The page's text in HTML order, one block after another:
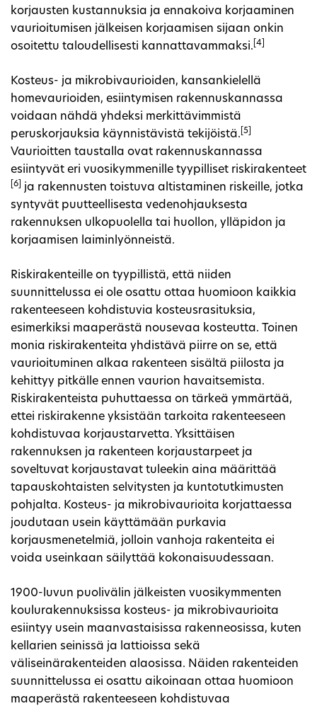
korjausten kustannuksia ja ennakoiva korjaaminen
vaurioitumisen jälkeisen korjaamisen sijaan onkin
osoitettu taloudellisesti kannattavammaksi. [4]
Kosteus- ja mikrobivaurioiden, kansankielellä
homevaurioiden, esiintymisen rakennuskannassa
voidaan nähdä yhdeksi merkittävimmistä
peruskorjauksia käynnistävistä tekijöistä. [5]
Vaurioitten taustalla ovat rakennuskannassa
esiintyvät eri vuosikymmenille tyypilliset riskirakenteet
[6]
ja rakennusten toistuva altistaminen riskeille, jotka
syntyvät puutteellisesta vedenohjauksesta
rakennuksen ulkopuolella tai huollon, ylläpidon ja
korjaamisen laiminlyönneistä.
Riskirakenteille on tyypillistä, että niiden
suunnittelussa ei ole osattu ottaa huomioon kaikkia
rakenteeseen kohdistuvia kosteusrasituksia,
esimerkiksi maaperästä nousevaa kosteutta. Toinen
monia riskirakenteita yhdistävä piirre on se, että
vaurioituminen alkaa rakenteen sisältä piilosta ja
kehittyy pitkälle ennen vaurion havaitsemista.
Riskirakenteista puhuttaessa on tärkeä ymmärtää,
ettei riskirakenne yksistään tarkoita rakenteeseen
kohdistuvaa korjaustarvetta. Yksittäisen
rakennuksen ja rakenteen korjaustarpeet ja
soveltuvat korjaustavat tuleekin aina määrittää
tapauskohtaisten selvitysten ja kuntotutkimusten
pohjalta. Kosteus- ja mikrobivaurioita korjattaessa
joudutaan usein käyttämään purkavia
korjausmenetelmiä, jolloin vanhoja rakenteita ei
voida useinkaan säilyttää kokonaisuudessaan.
1900-luvun puolivälin jälkeisten vuosikymmenten
koulurakennuksissa kosteus- ja mikrobivaurioita
esiintyy usein maanvastaisissa rakenneosissa, kuten
kellarien seinissä ja lattioissa sekä
väliseinärakenteiden alaosissa. Näiden rakenteiden
suunnittelussa ei osattu aikoinaan ottaa huomioon
maaperästä rakenteeseen kohdistuvaa